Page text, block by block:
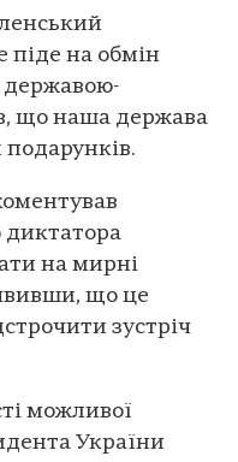
піде на обмін
державою-
що наша держава
диктатора
на мирні
що це
зустріч
можливої
України